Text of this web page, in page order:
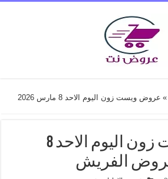
»
عروض ويست زون اليوم الاحد 8 مارس 2026
عروض ويست زون اليوم الاحد 8